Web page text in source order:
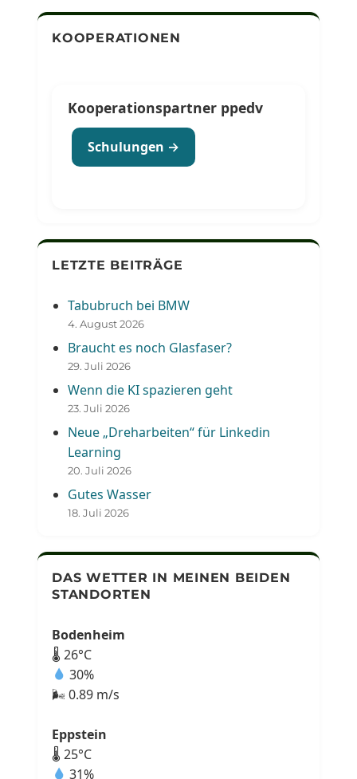
KOOPERATIONEN
Kooperationspartner ppedv
Schulungen →
LETZTE BEITRÄGE
Tabubruch bei BMW
4. August 2026
Braucht es noch Glasfaser?
29. Juli 2026
Wenn die KI spazieren geht
23. Juli 2026
Neue „Dreharbeiten“ für Linkedin
Learning
20. Juli 2026
Gutes Wasser
18. Juli 2026
DAS WETTER IN MEINEN BEIDEN
STANDORTEN
Bodenheim
🌡 26°C
30%
🌬 0.89 m/s
Eppstein
🌡 25°C
31%